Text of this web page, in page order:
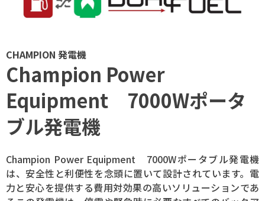
CHAMPION 発電機
Champion Power
Equipment 7000Wポータ
ブル発電機
Champion Power Equipment 7000Wポータブル発電機
は、安全性と利便性を念頭に置いて設計されています。電
力と安心を提供する費用対効果の高いソリューションであ